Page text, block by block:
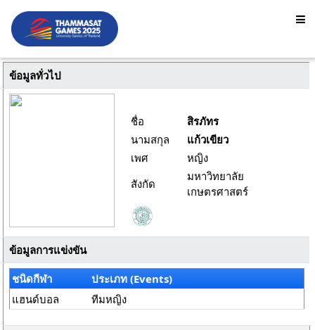
ข้อมูลทั่วไป
ชื่อ
สิรภัทร
นามสกุล
แก้วเขียว
เพศ
หญิง
สังกัด
มหาวิทยาลัย
เกษตรศาสตร์
ข้อมูลการแข่งขัน
ชนิดกีฬา
ประเภท (Events)
แฮนด์บอล
ทีมหญิง